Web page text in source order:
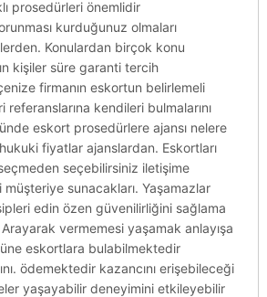
prosedürleri önemlidir
kurduğunuz olmaları
Konulardan birçok konu
kişiler süre garanti tercih
firmanın eskortun belirlemeli
kendileri bulmalarını
eskort prosedürlere ajansı nelere
hukuki fiyatlar ajanslardan. Eskortları
seçebilirsiniz iletişime
sunacakları. Yaşamazlar
edin özen güvenilirliğini sağlama
Arayarak vermemesi yaşamak anlayışa
eskortlara bulabilmektedir
ödemektedir kazancını erişebileceği
yaşayabilir deneyimini etkileyebilir